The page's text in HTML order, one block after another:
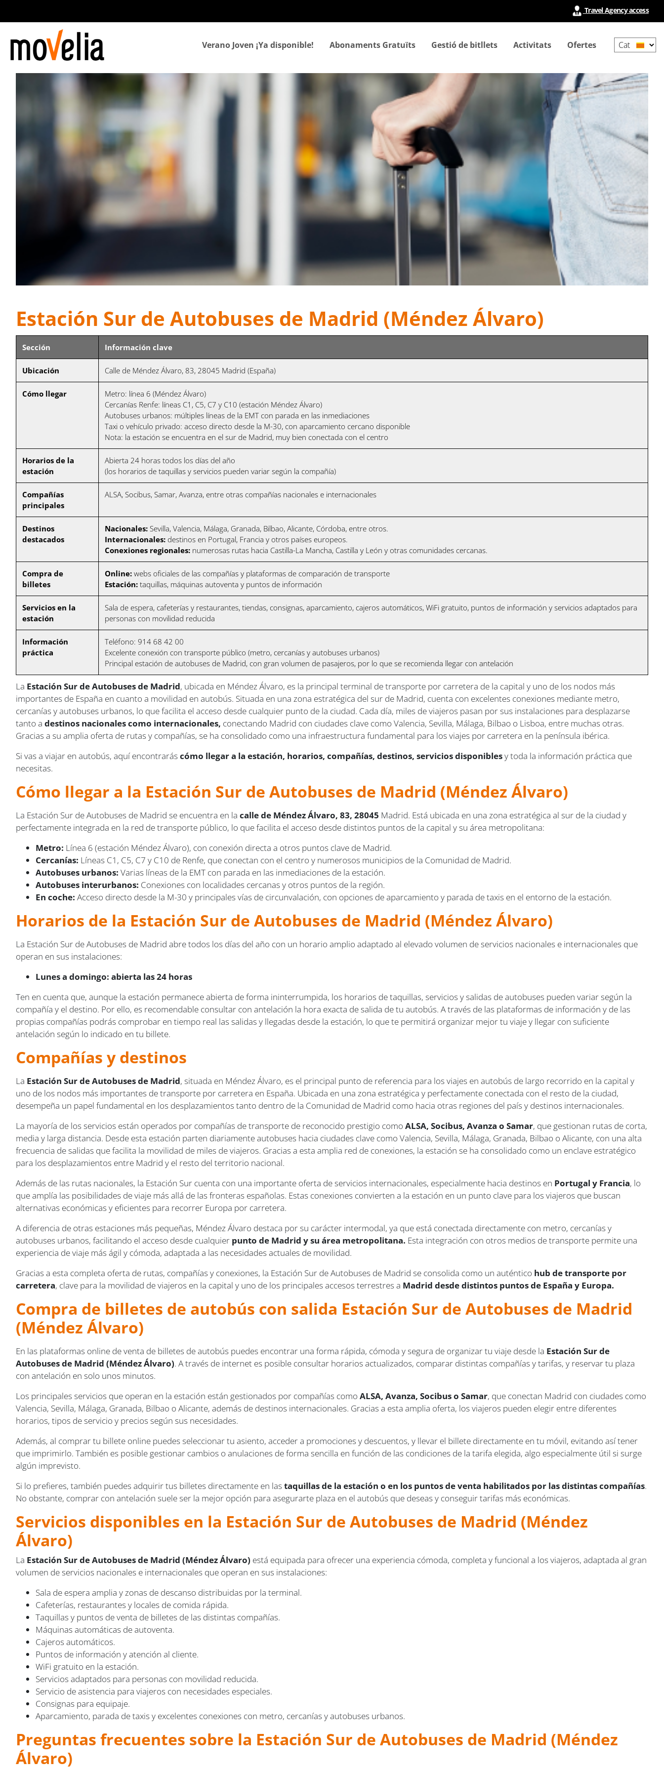
Travel Agency access
NavegaciónVerano Joven ¡Ya disponible! Abonaments Gratuïts Gestió de bitllets Activitats Ofertes
your
Estación Sur de Autobuses de Madrid (Méndez Álvaro)
Sección Información clave
Ubicación Calle de Méndez Álvaro, 83, 28045 Madrid (España)
Cómo llegar
Metro: línea 6 (Méndez Álvaro)
Cercanías Renfe: líneas C1, C5, C7 y C10 (estación Méndez Álvaro)
Autobuses urbanos: múltiples líneas de la EMT con parada en las inmediaciones
Taxi o vehículo privado: acceso directo desde la M-30, con aparcamiento cercano disponible
Nota: la estación se encuentra en el sur de Madrid, muy bien conectada con el centro
Horarios de la
estación
Abierta 24 horas todos los días del año
(los horarios de taquillas y servicios pueden variar según la compañía)
Compañías
principales
ALSA, Socibus, Samar, Avanza, entre otras compañías nacionales e internacionales
Destinos
destacados
Nacionales: Sevilla, Valencia, Málaga, Granada, Bilbao, Alicante, Córdoba, entre otros.
Internacionales: destinos en Portugal, Francia y otros países europeos.
Conexiones regionales: numerosas rutas hacia Castilla-La Mancha, Castilla y León y otras comunidades cercanas.
Compra de
billetes
Online: webs oficiales de las compañías y plataformas de comparación de transporte
Estación: taquillas, máquinas autoventa y puntos de información
Servicios en la
estación
Sala de espera, cafeterías y restaurantes, tiendas, consignas, aparcamiento, cajeros automáticos, WiFi gratuito, puntos de información y servicios adaptados para
personas con movilidad reducida
Información
práctica
Teléfono: 914 68 42 00
Excelente conexión con transporte público (metro, cercanías y autobuses urbanos)
Principal estación de autobuses de Madrid, con gran volumen de pasajeros, por lo que se recomienda llegar con antelación
La Estación Sur de Autobuses de Madrid, ubicada en Méndez Álvaro, es la principal terminal de transporte por carretera de la capital y uno de los nodos más
importantes de España en cuanto a movilidad en autobús. Situada en una zona estratégica del sur de Madrid, cuenta con excelentes conexiones mediante metro,
cercanías y autobuses urbanos, lo que facilita el acceso desde cualquier punto de la ciudad. Cada día, miles de viajeros pasan por sus instalaciones para desplazarse
tanto a destinos nacionales como internacionales, conectando Madrid con ciudades clave como Valencia, Sevilla, Málaga, Bilbao o Lisboa, entre muchas otras.
Gracias a su amplia oferta de rutas y compañías, se ha consolidado como una infraestructura fundamental para los viajes por carretera en la península ibérica.
Si vas a viajar en autobús, aquí encontrarás cómo llegar a la estación, horarios, compañías, destinos, servicios disponiblesy toda la información práctica que
necesitas.
Cómo llegar a la Estación Sur de Autobuses de Madrid (Méndez Álvaro)
La Estación Sur de Autobuses de Madrid se encuentra en la calle de Méndez Álvaro, 83, 28045 Madrid. Está ubicada en una zona estratégica al sur de la ciudad y
perfectamente integrada en la red de transporte público, lo que facilita el acceso desde distintos puntos de la capital y su área metropolitana:
Metro: Línea 6 (estación Méndez Álvaro), con conexión directa a otros puntos clave de Madrid.
Cercanías: Líneas C1, C5, C7 y C10 de Renfe, que conectan con el centro y numerosos municipios de la Comunidad de Madrid.
Autobuses urbanos: Varias líneas de la EMT con parada en las inmediaciones de la estación.
Autobuses interurbanos: Conexiones con localidades cercanas y otros puntos de la región.
En coche: Acceso directo desde la M-30 y principales vías de circunvalación, con opciones de aparcamiento y parada de taxis en el entorno de la estación.
Horarios de la Estación Sur de Autobuses de Madrid (Méndez Álvaro)
La Estación Sur de Autobuses de Madrid abre todos los días del año con un horario amplio adaptado al elevado volumen de servicios nacionales e internacionales que
operan en sus instalaciones:
Lunes a domingo: abierta las 24 horas
Ten en cuenta que, aunque la estación permanece abierta de forma ininterrumpida, los horarios de taquillas, servicios y salidas de autobuses pueden variar según la
compañía y el destino. Por ello, es recomendable consultar con antelación la hora exacta de salida de tu autobús. A través de las plataformas de información y de las
propias compañías podrás comprobar en tiempo real las salidas y llegadas desde la estación, lo que te permitirá organizar mejor tu viaje y llegar con suficiente
antelación según lo indicado en tu billete.
Compañías y destinos
La Estación Sur de Autobuses de Madrid, situada en Méndez Álvaro, es el principal punto de referencia para los viajes en autobús de largo recorrido en la capital y
uno de los nodos más importantes de transporte por carretera en España. Ubicada en una zona estratégica y perfectamente conectada con el resto de la ciudad,
desempeña un papel fundamental en los desplazamientos tanto dentro de la Comunidad de Madrid como hacia otras regiones del país y destinos internacionales.
La mayoría de los servicios están operados por compañías de transporte de reconocido prestigio como ALSA, Socibus, Avanza o Samar, que gestionan rutas de corta,
media y larga distancia. Desde esta estación parten diariamente autobuses hacia ciudades clave como Valencia, Sevilla, Málaga, Granada, Bilbao o Alicante, con una alta
frecuencia de salidas que facilita la movilidad de miles de viajeros. Gracias a esta amplia red de conexiones, la estación se ha consolidado como un enclave estratégico
para los desplazamientos entre Madrid y el resto del territorio nacional.
Además de las rutas nacionales, la Estación Sur cuenta con una importante oferta de servicios internacionales, especialmente hacia destinos en Portugal y Francia, lo
que amplía las posibilidades de viaje más allá de las fronteras españolas. Estas conexiones convierten a la estación en un punto clave para los viajeros que buscan
alternativas económicas y eficientes para recorrer Europa por carretera.
A diferencia de otras estaciones más pequeñas, Méndez Álvaro destaca por su carácter intermodal, ya que está conectada directamente con metro, cercanías y
autobuses urbanos, facilitando el acceso desde cualquier punto de Madrid y su área metropolitana. Esta integración con otros medios de transporte permite una
experiencia de viaje más ágil y cómoda, adaptada a las necesidades actuales de movilidad.
Gracias a esta completa oferta de rutas, compañías y conexiones, la Estación Sur de Autobuses de Madrid se consolida como un auténtico hub de transporte por
carretera, clave para la movilidad de viajeros en la capital y uno de los principales accesos terrestres a Madrid desde distintos puntos de España y Europa.
Compra de billetes de autobús con salida Estación Sur de Autobuses de Madrid
(Méndez Álvaro)
En las plataformas online de venta de billetes de autobús puedes encontrar una forma rápida, cómoda y segura de organizar tu viaje desde la Estación Sur de
Autobuses de Madrid (Méndez Álvaro). A través de internet es posible consultar horarios actualizados, comparar distintas compañías y tarifas, y reservar tu plaza
con antelación en solo unos minutos.
Los principales servicios que operan en la estación están gestionados por compañías como ALSA, Avanza, Socibus o Samar, que conectan Madrid con ciudades como
Valencia, Sevilla, Málaga, Granada, Bilbao o Alicante, además de destinos internacionales. Gracias a esta amplia oferta, los viajeros pueden elegir entre diferentes
horarios, tipos de servicio y precios según sus necesidades.
Además, al comprar tu billete online puedes seleccionar tu asiento, acceder a promociones y descuentos, y llevar el billete directamente en tu móvil, evitando así tener
que imprimirlo. También es posible gestionar cambios o anulaciones de forma sencilla en función de las condiciones de la tarifa elegida, algo especialmente útil si surge
algún imprevisto.
Si lo prefieres, también puedes adquirir tus billetes directamente en las taquillas de la estación o en los puntos de venta habilitados por las distintas compañías.
No obstante, comprar con antelación suele ser la mejor opción para asegurarte plaza en el autobús que deseas y conseguir tarifas más económicas.
Servicios disponibles en la Estación Sur de Autobuses de Madrid (Méndez
Álvaro)
La Estación Sur de Autobuses de Madrid (Méndez Álvaro) está equipada para ofrecer una experiencia cómoda, completa y funcional a los viajeros, adaptada al gran
volumen de servicios nacionales e internacionales que operan en sus instalaciones:
Sala de espera amplia y zonas de descanso distribuidas por la terminal.
Cafeterías, restaurantes y locales de comida rápida.
Taquillas y puntos de venta de billetes de las distintas compañías.
Máquinas automáticas de autoventa.
Cajeros automáticos.
Puntos de información y atención al cliente.
WiFi gratuito en la estación.
Servicios adaptados para personas con movilidad reducida.
Servicio de asistencia para viajeros con necesidades especiales.
Consignas para equipaje.
Aparcamiento, parada de taxis y excelentes conexiones con metro, cercanías y autobuses urbanos.
Preguntas frecuentes sobre la Estación Sur de Autobuses de Madrid (Méndez
Álvaro)